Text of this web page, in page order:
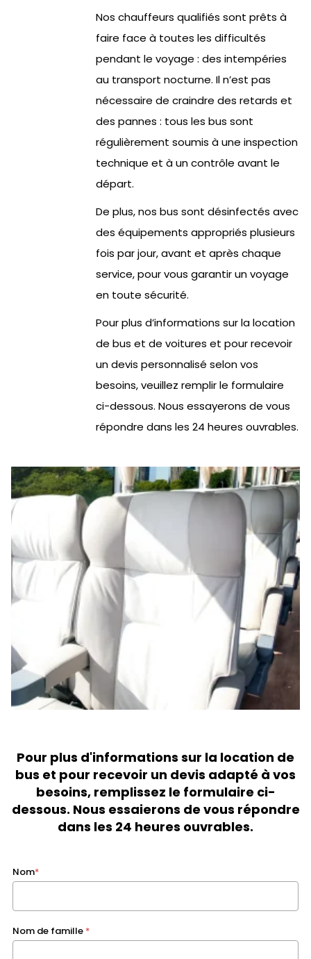
Nos chauffeurs qualifiés sont prêts à
faire face à toutes les difficultés
pendant le voyage : des intempéries
au transport nocturne. Il n’est pas
nécessaire de craindre des retards et
des pannes : tous les bus sont
régulièrement soumis à une inspection
technique et à un contrôle avant le
départ.
De plus, nos bus sont désinfectés avec
des équipements appropriés plusieurs
fois par jour, avant et après chaque
service, pour vous garantir un voyage
en toute sécurité.
Pour plus d’informations sur la location
de bus et de voitures et pour recevoir
un devis personnalisé selon vos
besoins, veuillez remplir le formulaire
ci-dessous. Nous essayerons de vous
répondre dans les 24 heures ouvrables.
Pour plus d'informations sur la location de
bus et pour recevoir un devis adapté à vos
besoins, remplissez le formulaire ci-
dessous. Nous essaierons de vous répondre
dans les 24 heures ouvrables.
Nom*
Nom de famille *